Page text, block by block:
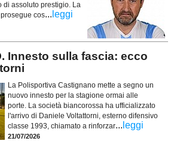
di assoluto prestigio. La
cos... leggi
Innesto sulla fascia: ecco
La Polisportiva Castignano mette a segno un
nuovo innesto per la stagione ormai alle
porte. La società biancorossa ha ufficializzato
l'arrivo di Daniele Voltattorni, esterno difensivo
classe 1993, chiamato a rinforzar... leggi
21/07/2026